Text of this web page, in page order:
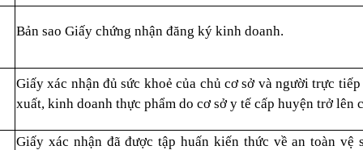
Bản sao Giấy chứng nhận đăng ký kinh doanh.
Giấy xác nhận đủ sức khoẻ của chủ cơ sở và người trực tiếp
xuất, kinh doanh thực phẩm do cơ sở y tế cấp huyện trở lên
Giấy xác nhận đã được tập huấn kiến thức về an toàn vệ